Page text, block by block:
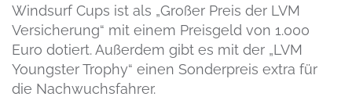
Windsurf Cups ist als „Großer Preis der LVM
Versicherung“ mit einem Preisgeld von 1.000
Euro dotiert. Außerdem gibt es mit der „LVM
Youngster Trophy“ einen Sonderpreis extra für
die Nachwuchsfahrer.